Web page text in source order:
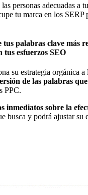
personas adecuadas a
tu marca en los SERP
tus palabras clave más
esfuerzos SEO
su estrategia orgánica a
de las palabras
PPC.
inmediatos sobre la
busca y podrá ajustar su